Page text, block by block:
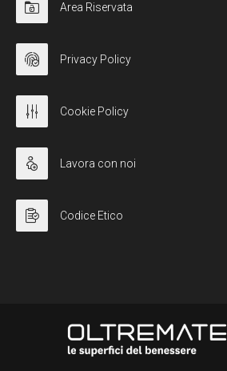
Area Riservata
Privacy Policy
Cookie Policy
Lavora con noi
Codice Etico